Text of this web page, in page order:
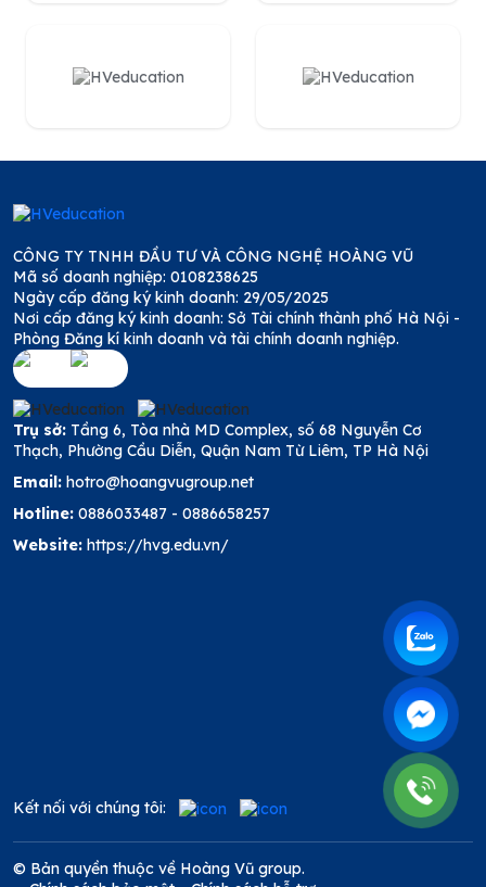
CÔNG TY TNHH ĐẦU TƯ VÀ CÔNG NGHỆ HOÀNG VŨ
Mã số doanh nghiệp: 0108238625
Ngày cấp đăng ký kinh doanh: 29/05/2025
Nơi cấp đăng ký kinh doanh: Sở Tài chính thành phố Hà Nội -
Phòng Đăng kí kinh doanh và tài chính doanh nghiệp.
Trụ sở: Tầng 6, Tòa nhà MD Complex, số 68 Nguyễn Cơ
Thạch, Phường Cầu Diễn, Quận Nam Từ Liêm, TP Hà Nội
Email: hotro@hoangvugroup.net
Hotline: 0886033487 - 0886658257
Website: https://hvg.edu.vn/
Kết nối với chúng tôi:
© Bản quyền thuộc về Hoàng Vũ group.